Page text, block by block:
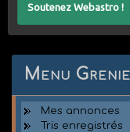
Soutenez Webastro !
Menu
Mes annonces
Tris enregistrés